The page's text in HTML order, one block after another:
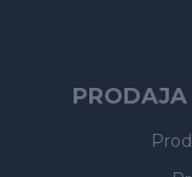
PRODAJA